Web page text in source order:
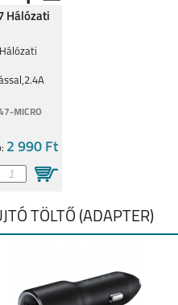
Hálózati
MICRO
2 990 Ft
TÖLTŐ (ADAPTER)